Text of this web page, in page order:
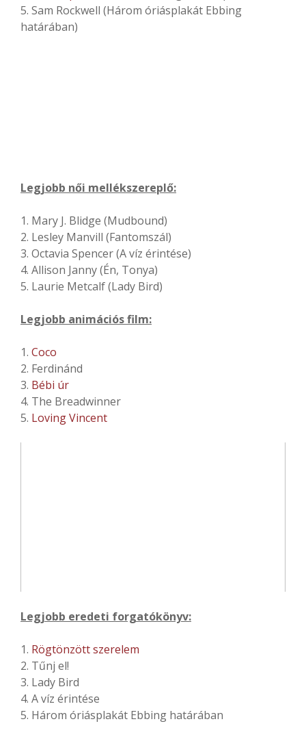
5. Sam Rockwell (Három óriásplakát Ebbing
határában)
Legjobb női mellékszereplő:
1. Mary J. Blidge (Mudbound)
2. Lesley Manvill (Fantomszál)
3. Octavia Spencer (A víz érintése)
4. Allison Janny (Én, Tonya)
5. Laurie Metcalf (Lady Bird)
Legjobb animációs film:
1. Coco
2. Ferdinánd
3. Bébi úr
4. The Breadwinner
5. Loving Vincent
Legjobb eredeti forgatókönyv:
1. Rögtönzött szerelem
2. Tűnj el!
3. Lady Bird
4. A víz érintése
5. Három óriásplakát Ebbing határában